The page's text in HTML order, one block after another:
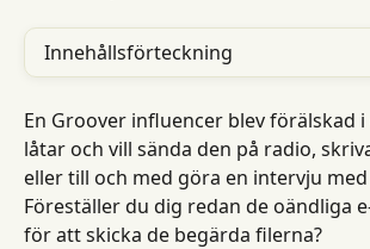
Innehållsförteckning
En Groover influencer blev förälskad i
låtar och vill sända den på radio,
eller till och med göra en intervju
Föreställer du dig redan de oändliga
för att skicka de begärda filerna?